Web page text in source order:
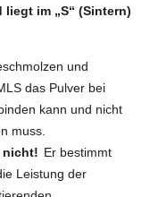
im „S“ (Sintern)
und
das Pulver bei
kann und nicht
muss.
nicht! Er bestimmt
Leistung der